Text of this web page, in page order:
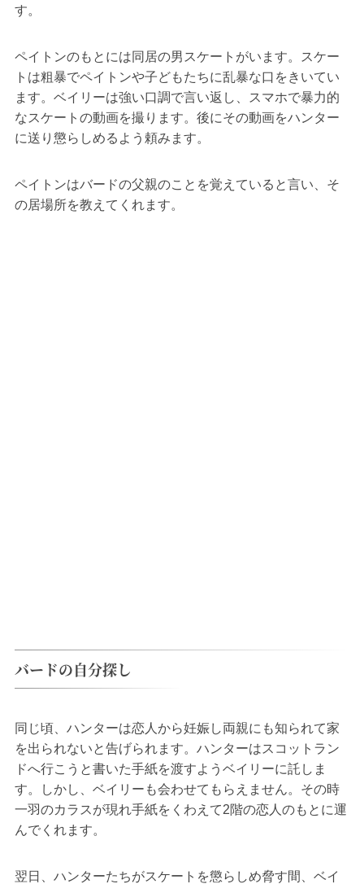
す。
ペイトンのもとには同居の男スケートがいます。スケー
トは粗暴でペイトンや子どもたちに乱暴な口をきいてい
ます。ベイリーは強い口調で言い返し、スマホで暴力的
なスケートの動画を撮ります。後にその動画をハンター
に送り懲らしめるよう頼みます。
ペイトンはバードの父親のことを覚えていると言い、そ
の居場所を教えてくれます。
バードの自分探し
同じ頃、ハンターは恋人から妊娠し両親にも知られて家
を出られないと告げられます。ハンターはスコットラン
ドへ行こうと書いた手紙を渡すようベイリーに託しま
す。しかし、ベイリーも会わせてもらえません。その時
一羽のカラスが現れ手紙をくわえて2階の恋人のもとに運
んでくれます。
翌日、ハンターたちがスケートを懲らしめ脅す間、ベイ